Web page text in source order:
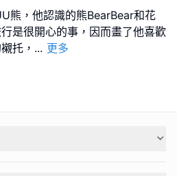
熊，他認識的熊BearBear和花
是很開心的事，因而畫了他喜歡
托， ... 更多